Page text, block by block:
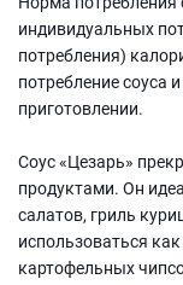
индивидуальных
потребления)
потребление соуса
приготовлении.
Соус «Цезарь»
продуктами. Он
салатов, гриль
использоваться
картофельных